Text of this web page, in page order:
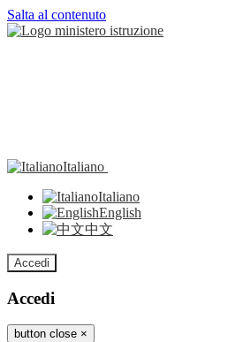
Salta al contenuto
Italiano
Italiano
English
中文
Accedi
Accedi
button close ×